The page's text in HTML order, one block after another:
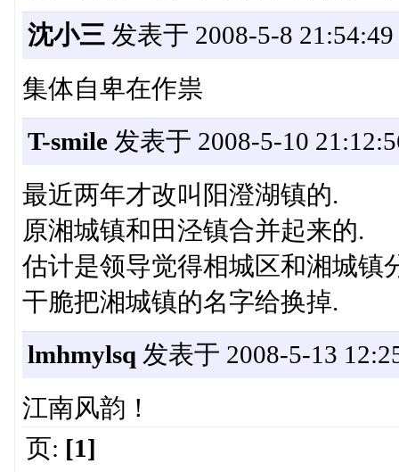
沈小三发表于 2008-5-8 21:54:49
集体自卑在作祟
T-smile发表于 2008-5-10
最近两年才改叫阳澄湖镇的.
原湘城镇和田泾镇合并起来的.
估计是领导觉得相城区和湘城镇
干脆把湘城镇的名字给换掉.
lmhmylsq 发表于 2008-5-13
江南风韵！
页: [1]